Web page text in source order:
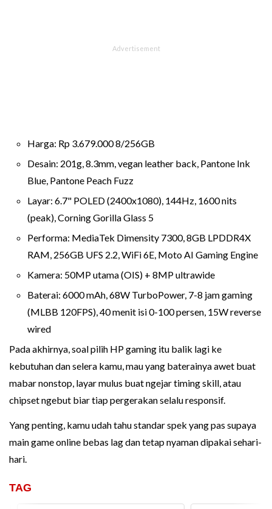
Harga: Rp 3.679.000 8/256GB
Desain: 201g, 8.3mm, vegan leather back, Pantone Ink
Blue, Pantone Peach Fuzz
Layar: 6.7" POLED (2400x1080), 144Hz, 1600 nits
(peak), Corning Gorilla Glass 5
Performa: MediaTek Dimensity 7300, 8GB LPDDR4X
RAM, 256GB UFS 2.2, WiFi 6E, Moto AI Gaming Engine
Kamera: 50MP utama (OIS) + 8MP ultrawide
Baterai: 6000 mAh, 68W TurboPower, 7-8 jam gaming
(MLBB 120FPS), 40 menit isi 0-100 persen, 15W reverse
wired
Pada akhirnya, soal pilih HP gaming itu balik lagi ke
kebutuhan dan selera kamu, mau yang baterainya awet buat
mabar nonstop, layar mulus buat ngejar timing skill, atau
chipset ngebut biar tiap pergerakan selalu responsif.
Yang penting, kamu udah tahu standar spek yang pas supaya
main game online bebas lag dan tetap nyaman dipakai sehari-
hari.
TAG